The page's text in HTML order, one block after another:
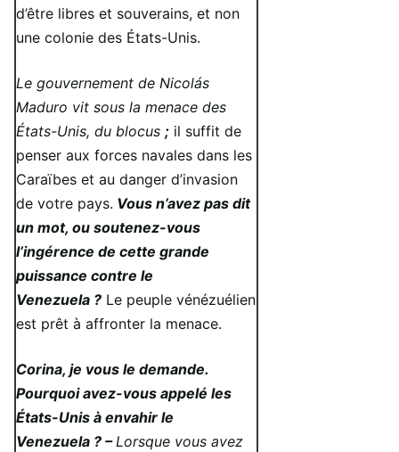
d’être libres et souverains, et non
une colonie des États-Unis.
Le gouvernement de Nicolás
Maduro vit sous la menace des
États-Unis, du blocus ; il suffit de
penser aux forces navales dans les
Caraïbes et au danger d’invasion
de votre pays. Vous n’avez pas dit
un mot, ou soutenez-vous
l’ingérence de cette grande
puissance contre le
Venezuela ? Le peuple vénézuélien
est prêt à affronter la menace.
Corina, je vous le demande.
Pourquoi avez-vous appelé les
États-Unis à envahir le
Venezuela ? –Lorsque vous avez